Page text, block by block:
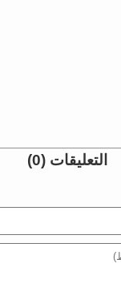
التعليقات (0)